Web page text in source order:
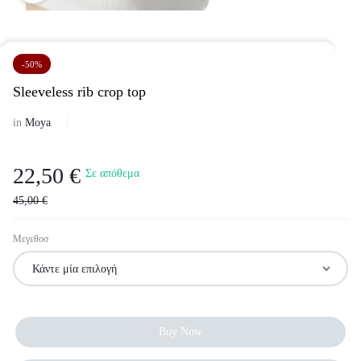
-50%
Sleeveless rib crop top
in Moya
22,50 €
45,00€
Σε απόθεμα
Μεγεθοσ
Buy Now